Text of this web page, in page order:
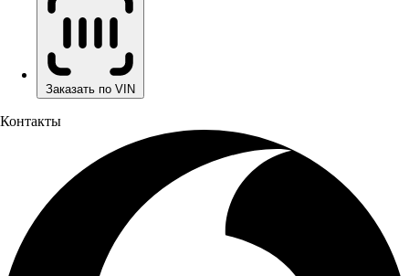
Заказать по VIN
Контакты